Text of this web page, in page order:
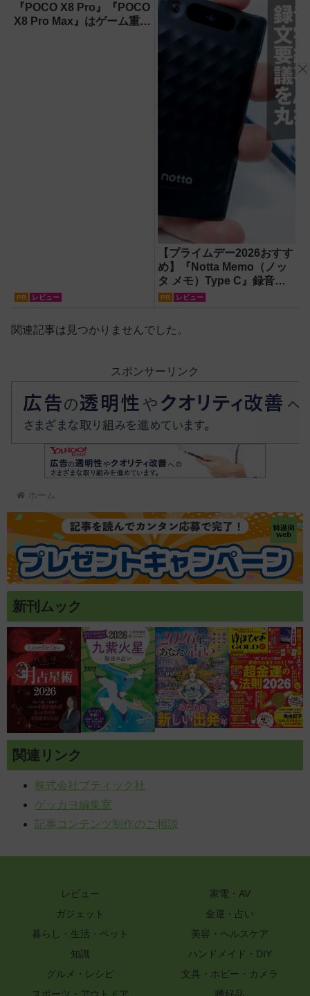
『POCO X8 Pro』『POCO
X8 Pro Max』はゲーム重視
PR レビュー
【プライムデー2026おすす
め】『Notta Memo（ノッ
タ メモ）Type C』録音か
らAI自動文字起こし・翻
成】
PR レビュー
関連記事は見つかりませんでした。
スポンサーリンク
ホーム
新刊ムック
関連リンク
株式会社ブティック社
ゲッカヨ編集室
記事コンテンツ制作のご相談
レビュー
家電・AV
ガジェット
金運・占い
暮らし・生活・ペット
美容・ヘルスケア
知識
ハンドメイド・DIY
グルメ・レシピ
文具・ホビー・カメラ